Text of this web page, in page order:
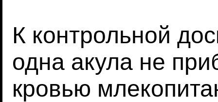
К контрольной
одна акула не
кровью